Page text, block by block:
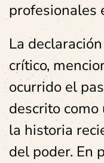
profesionales
La
crítico,
ocurrido el
descrito
la historia
del poder. En